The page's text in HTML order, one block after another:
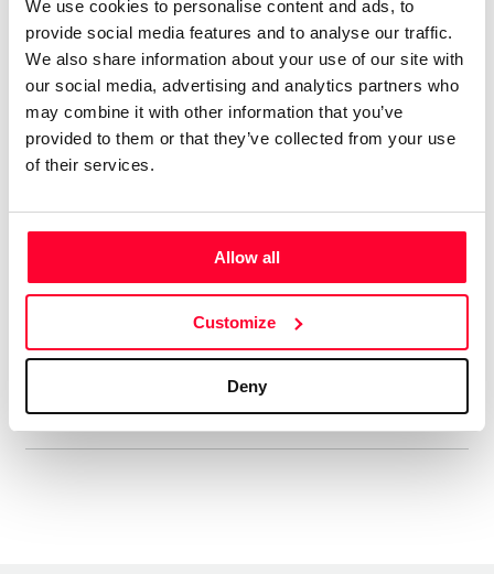
We use cookies to personalise content and ads, to
provide social media features and to analyse our traffic.
We also share information about your use of our site with
our social media, advertising and analytics partners who
may combine it with other information that you’ve
provided to them or that they’ve collected from your use
of their services.
Allow all
Customize
Deny
Tengo 74 álbumes en el mercado
digital, con el alias de aRPA”
Soy licenciado en Historia Antigua. Siempre me ha gustado
la música, y he tocado y compuesto en un grupo de rock
celta allá por los ochenta. En música tengo un año de piano,
soy muy fan del hard rock de los 70, la música clásica,
sobre todo Beethoven, y la Ópera, en la que me declaro fan
de Wagner y los compositores rusos del Grupo de lis Cinco.
Aún cuando estaba en el grupo ya hacía música electrónica,
así que me viene de lejos. En ese estilo admiro sobre todo a
Vangelis y Kitaro.